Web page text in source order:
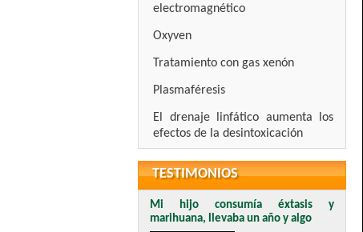
electromagnético
Oxyven
Tratamiento con gas xenón
Plasmaféresis
El drenaje linfático aumenta los
efectos de la desintoxicación
TESTIMONIOS
Mi hijo consumía éxtasis y
marihuana, llevaba un año y algo